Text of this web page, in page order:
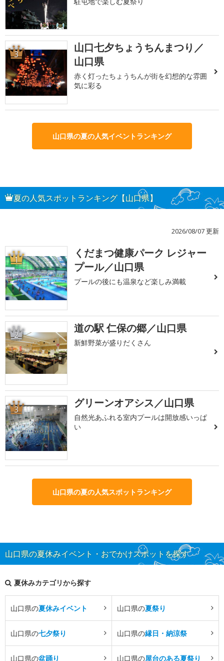
3
山口七夕ちょうちんまつり／
山口県
赤く灯ったちょうちんが街を幻想的な雰囲
気に彩る
山口県の夏の人気イベントランキング
夏の人気スポットランキング【山口県】
2026/08/07 更新
1
くだまつ健康パーク レジャー
プール／山口県
プールの後にも温泉など楽しみ満載
2 道の駅 仁保の郷／山口県
新鮮野菜が盛りだくさん
3 グリーンオアシス／山口県
自然光あふれる室内プールは開放感いっぱ
い
山口県の夏の人気スポットランキング
山口県の夏休みイベント・おでかけスポットを探す
夏休みカテゴリから探す
山口県の夏休みイベント 山口県の夏祭り
山口県の七夕祭り 山口県の縁日・納涼祭
山口県の盆踊り 山口県の屋台のある夏祭り